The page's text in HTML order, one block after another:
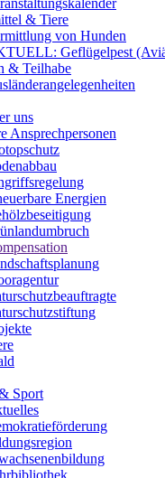
& Tiere
von Hunden
Geflügelpest
& Teilhabe
uns
Ansprechpersonen
Energien
Sport